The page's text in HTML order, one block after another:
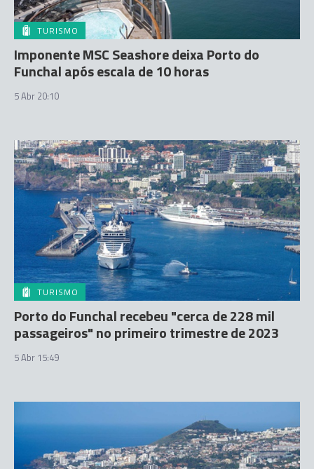
TURISMO
Imponente MSC Seashore deixa Porto do
Funchal após escala de 10 horas
5 Abr 20:10
TURISMO
Porto do Funchal recebeu "cerca de 228 mil
passageiros" no primeiro trimestre de 2023
5 Abr 15:49